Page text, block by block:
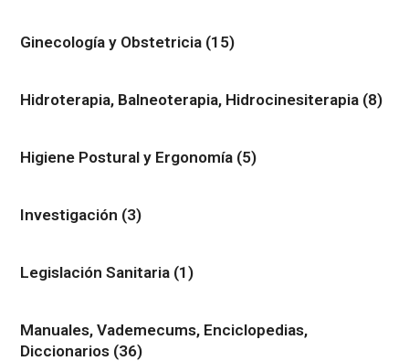
Ginecología y Obstetricia (15)
Hidroterapia, Balneoterapia, Hidrocinesiterapia (8)
Higiene Postural y Ergonomía (5)
Investigación (3)
Legislación Sanitaria (1)
Manuales, Vademecums, Enciclopedias,
Diccionarios (36)